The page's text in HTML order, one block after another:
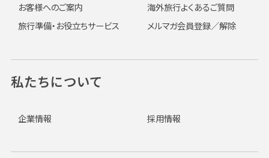
お客様へのご案内
海外旅行よくあるご質問
旅行準備・お役立ちサービス
メルマガ会員登録／解除
私たちについて
企業情報 採用情報